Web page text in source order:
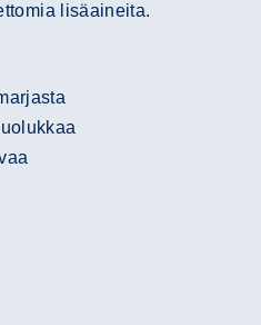
lisäaineita.